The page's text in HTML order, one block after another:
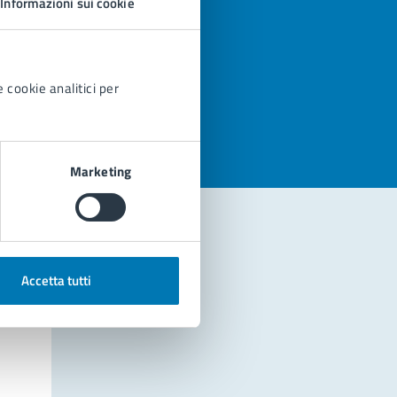
cookie analitici per
Marketing
Accetta tutti